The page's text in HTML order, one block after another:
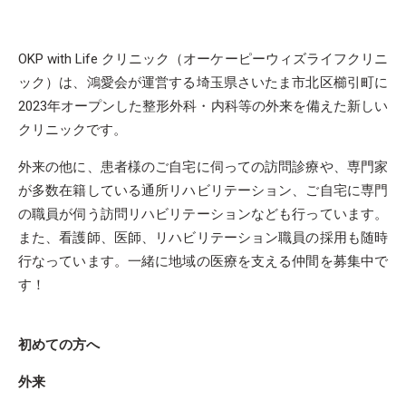
OKP with Life クリニック（オーケーピーウィズライフクリニ
ック）は、鴻愛会が運営する埼玉県さいたま市北区櫛引町に
2023年オープンした整形外科・内科等の外来を備えた新しい
クリニックです。
外来の他に、患者様のご自宅に伺っての訪問診療や、専門家
が多数在籍している通所リハビリテーション、ご自宅に専門
の職員が伺う訪問リハビリテーションなども行っています。
また、看護師、医師、リハビリテーション職員の採用も随時
行なっています。一緒に地域の医療を支える仲間を募集中で
す！
初めての方へ
外来